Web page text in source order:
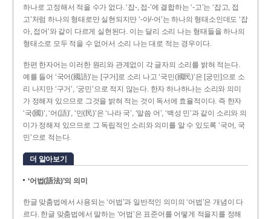
하나로 고정해서 적을 수가 없다. ‘잡-, 접-’에 결합하는 ‘-고’는 ‘잡고, 접
고’처럼 하나의 형태로만 실현되지만 ‘-아/-어’는 하나의 형태소인데도 ‘잡
아, 접어’와 같이 다르게 실현된다. 이는 달리 소리 나는 형태들을 하나의
형태소로 모두 적을 수 없어서 소리 나는 대로 적는 경우이다.
한편 한자어는 이러한 원리와 관계없이 각 글자의 소리를 밝혀 적는다.
예를 들어 ‘국어(國語)’는 [구거]로 소리 나고 ‘국민(國民)’은 [궁민]으로 소
리 나지만 ‘구거’, ‘궁민’으로 적지 않는다. 한자 하나하나는 소리와 의미
가 정해져 있으므로 그것을 밝혀 적는 것이 독서에 효율적이다. 즉 한자
‘국(國)’, ‘어(語)’, ‘민(民)’은 ‘나라 국’, ‘말씀 어’, ‘백성 민’과 같이 소리와 의
미가 정해져 있으므로 그 독립적인 소리와 의미를 알 수 있도록 ‘국어, 국
민’으로 적는다.
더 알아보기
‘어법(語法)’의 의미
한글 맞춤법에서 사용되는 ‘어법’과 일반적인 의미의 ‘어법’은 개념이 다
르다. 한글 맞춤법에서 말하는 ‘어법’은 표준어를 어떻게 적을지를 정해